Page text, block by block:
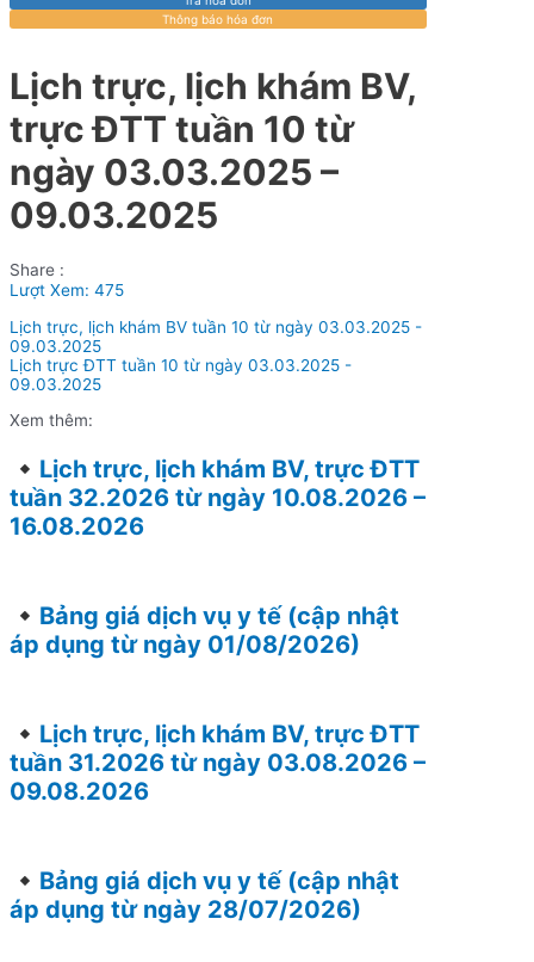
Thông báo hóa đơn
Lịch trực, lịch khám BV,
trực ĐTT tuần 10 từ
ngày 03.03.2025 –
09.03.2025
Share :
Lượt Xem: 475
Lịch trực, lịch khám BV tuần 10 từ ngày 03.03.2025 -
09.03.2025
Lịch trực ĐTT tuần 10 từ ngày 03.03.2025 -
09.03.2025
Xem thêm:
Lịch trực, lịch khám BV, trực ĐTT
tuần 32.2026 từ ngày 10.08.2026 –
16.08.2026
Bảng giá dịch vụ y tế (cập nhật
áp dụng từ ngày 01/08/2026)
Lịch trực, lịch khám BV, trực ĐTT
tuần 31.2026 từ ngày 03.08.2026 –
09.08.2026
Bảng giá dịch vụ y tế (cập nhật
áp dụng từ ngày 28/07/2026)